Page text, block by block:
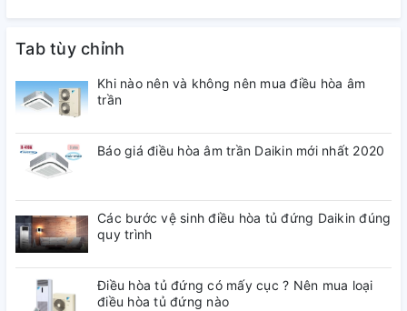
Tab tùy chỉnh
Khi nào nên và không nên mua điều hòa âm
trần
Báo giá điều hòa âm trần Daikin mới nhất 2020
Các bước vệ sinh điều hòa tủ đứng Daikin đúng
quy trình
Điều hòa tủ đứng có mấy cục ? Nên mua loại
điều hòa tủ đứng nào